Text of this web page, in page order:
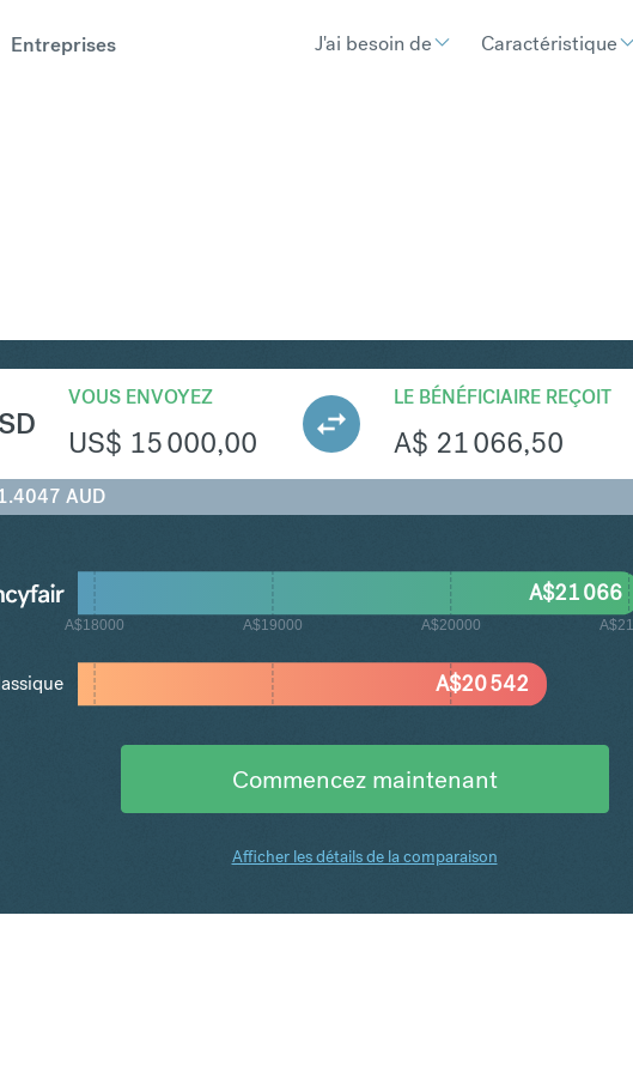
Entreprises J'ai besoin de Caractéristique
VOUS ENVOYEZ
US$ 15 000,00
LE BÉNÉFICIAIRE REÇOIT
A$ 21 066,50
AUD
A$18000 A$19000 A$20000
A$20 542
A$21 066
Commencez maintenant
Afficher les détails de la comparaison